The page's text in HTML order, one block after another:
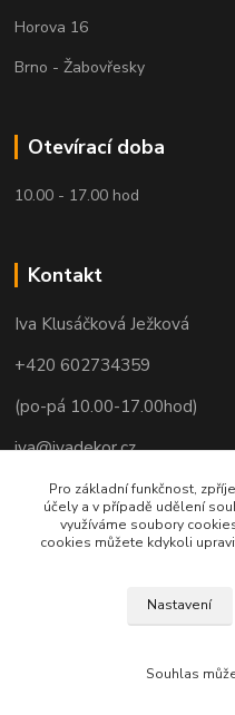
Horova 16
Brno - Žabovřesky
Otevírací doba
10.00 - 17.00 hod
Kontakt
Iva Klusáčková Ježková
+420 602734359
(po-pá 10.00-17.00hod)
iva@ivadekor.cz
Pro základní funkčnost,
účely a v případě udělení
využíváme soubory
cookies můžete kdykoli
Nastavení
Souhlas